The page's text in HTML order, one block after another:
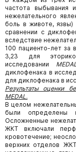
частота выбывания
нежелательного
боль в животе,
сравнении с
вследствие
100 пациенто-лет за
3,23 для
исследовании
диклофенака в
для диклофенака в
Результаты оценки
MEDAL.
В целом
были определены
Осложненные
ЖКТ включали
кровотечение;
верхних отделов